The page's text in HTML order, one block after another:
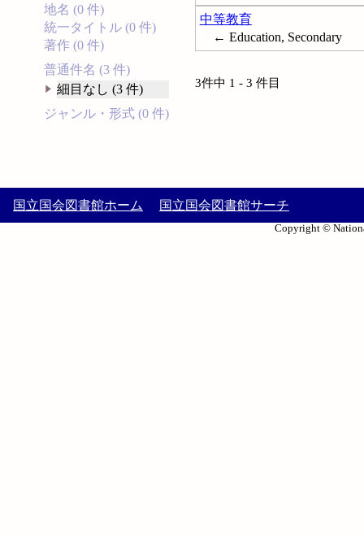
地名 (0 件)
統一タイトル (0 件)
著作 (0 件)
普通件名 (3 件)
細目なし (3 件)
ジャンル・形式 (0 件)
中等教育
← Education, Secondary
3件中 1 - 3 件目
国立国会図書館ホーム 国立国会図書館サーチ
Copyright ©